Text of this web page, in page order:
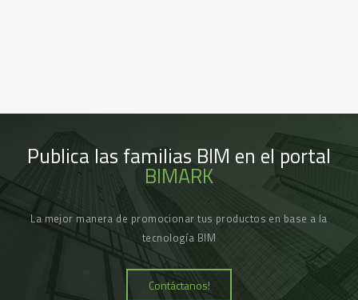
Publica las familias BIM en el portal
BIMARK
La mejor manera de promocionar tus productos en base a la
tecnología BIM
Contáctanos!